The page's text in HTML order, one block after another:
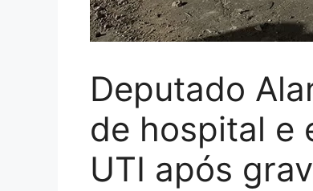
Deputado
de hospital e
UTI após